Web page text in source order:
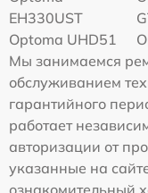
EH330UST
Optoma UHD51
Мы занимаемся
обслуживанием
гарантийного
работает
авторизации от
указанные на
ознакомительный